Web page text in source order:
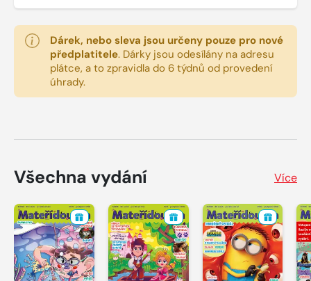
Dárek, nebo sleva jsou určeny pouze pro nové
předplatitele. Dárky jsou odesílány na adresu
plátce, a to zpravidla do 6 týdnů od provedení
úhrady.
Všechna vydání Více